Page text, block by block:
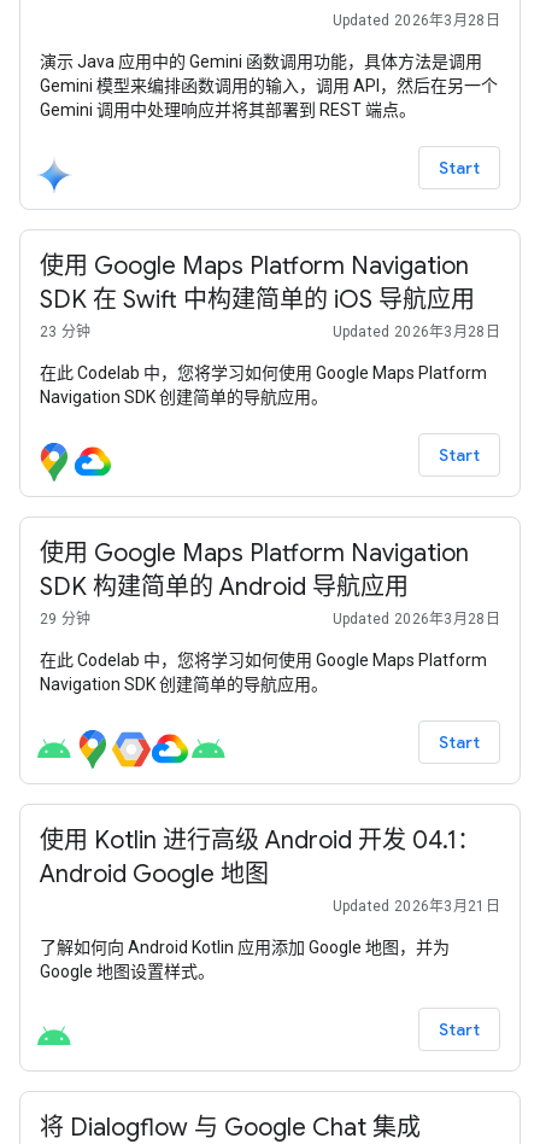
Updated 2026年3月28日
演示 Java 应用中的 Gemini 函数调用功能，具体方法是调用
Gemini 模型来编排函数调用的输入，调用 API，然后在另一个
Gemini 调用中处理响应并将其部署到 REST 端点。
Start
使用 Google Maps Platform Navigation
SDK 在 Swift 中构建简单的 iOS 导航应用
23 分钟 Updated 2026年3月28日
在此 Codelab 中，您将学习如何使用 Google Maps Platform
Navigation SDK 创建简单的导航应用。
Start
使用 Google Maps Platform Navigation
SDK 构建简单的 Android 导航应用
29 分钟 Updated 2026年3月28日
在此 Codelab 中，您将学习如何使用 Google Maps Platform
Navigation SDK 创建简单的导航应用。
Start
使用 Kotlin 进行高级 Android 开发 04.1：
Android Google 地图
Updated 2026年3月21日
了解如何向 Android Kotlin 应用添加 Google 地图，并为
Google 地图设置样式。
Start
将 Dialogflow 与 Google Chat 集成